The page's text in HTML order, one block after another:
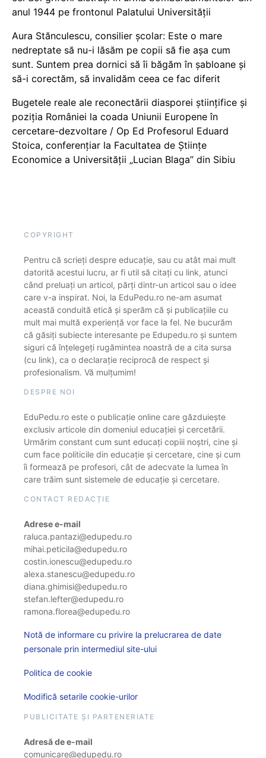
anul 1944 pe frontonul Palatului Universității
Aura Stănculescu, consilier școlar: Este o mare
nedreptate să nu-i lăsăm pe copii să fie așa cum
sunt. Suntem prea dornici să îi băgăm în șabloane și
să-i corectăm, să invalidăm ceea ce fac diferit
Bugetele reale ale reconectării diasporei științifice și
poziția României la coada Uniunii Europene în
cercetare-dezvoltare / Op Ed Profesorul Eduard
Stoica, conferențiar la Facultatea de Științe
Economice a Universității „Lucian Blaga” din Sibiu
COPYRIGHT
Pentru că scrieți despre educație, sau cu atât mai mult
datorită acestui lucru, ar fi util să citați cu link, atunci
când preluați un articol, părți dintr-un articol sau o idee
care v-a inspirat. Noi, la EduPedu.ro ne-am asumat
această conduită etică și sperăm că și publicațiile cu
mult mai multă experiență vor face la fel. Ne bucurăm
că găsiți subiecte interesante pe Edupedu.ro și suntem
siguri că înțelegeți rugămintea noastră de a cita sursa
(cu link), ca o declarație reciprocă de respect și
profesionalism. Vă mulțumim!
DESPRE NOI
EduPedu.ro este o publicație online care găzduiește
exclusiv articole din domeniul educației și cercetării.
Urmărim constant cum sunt educați copiii noștri, cine și
cum face politicile din educație și cercetare, cine și cum
îi formează pe profesori, cât de adecvate la lumea în
care trăim sunt sistemele de educație și cercetare.
CONTACT REDACȚIE
Adrese e-mail
raluca.pantazi@edupedu.ro
mihai.peticila@edupedu.ro
costin.ionescu@edupedu.ro
alexa.stanescu@edupedu.ro
diana.ghimisi@edupedu.ro
stefan.lefter@edupedu.ro
ramona.florea@edupedu.ro
Notă de informare cu privire la prelucrarea de date
personale prin intermediul site-ului
Politica de cookie
Modifică setarile cookie-urilor
PUBLICITATE ȘI PARTENERIATE
Adresă de e-mail
comunicare@edupedu.ro